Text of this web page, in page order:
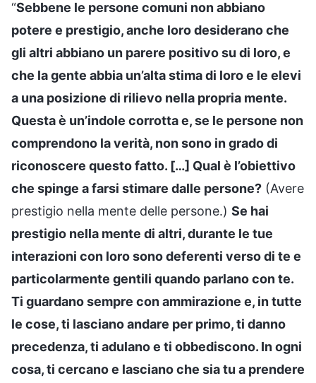
“Sebbene le persone comuni non abbiano
potere e prestigio, anche loro desiderano che
gli altri abbiano un parere positivo su di loro, e
che la gente abbia un’alta stima di loro e le elevi
a una posizione di rilievo nella propria mente.
Questa è un’indole corrotta e, se le persone non
comprendono la verità, non sono in grado di
riconoscere questo fatto. […] Qual è l’obiettivo
che spinge a farsi stimare dalle persone? (Avere
prestigio nella mente delle persone.) Se hai
prestigio nella mente di altri, durante le tue
interazioni con loro sono deferenti verso di te e
particolarmente gentili quando parlano con te.
Ti guardano sempre con ammirazione e, in tutte
le cose, ti lasciano andare per primo, ti danno
precedenza, ti adulano e ti obbediscono. In ogni
cosa, ti cercano e lasciano che sia tu a prendere